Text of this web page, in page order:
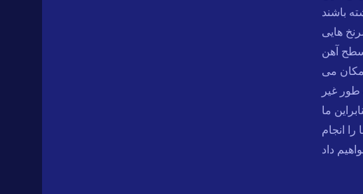
باشند
هایی
آهن
می
طور غیر
ما
انجام